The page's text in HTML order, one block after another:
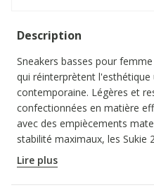
Description
Sneakers basses pour
qui réinterprètent l'esthétique
contemporaine. Légères et
confectionnées en matière
avec des empiècements
stabilité maximaux, les Sukie
rapidement et facilement,
mains.
CODE PRODUIT:
Lire plus